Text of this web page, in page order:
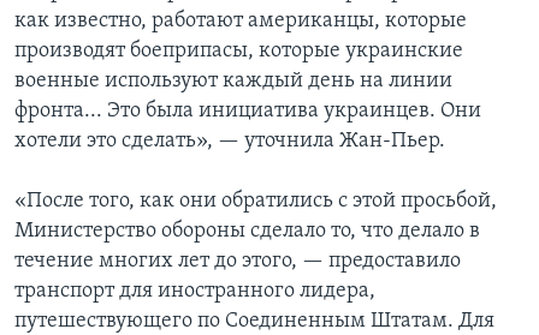
как известно, работают американцы, которые
производят боеприпасы, которые украинские
военные используют каждый день на линии
фронта... Это была инициатива украинцев. Они
хотели это сделать», — уточнила Жан-Пьер.
«После того, как они обратились с этой просьбой,
Министерство обороны сделало то, что делало в
течение многих лет до этого, — предоставило
транспорт для иностранного лидера,
путешествующего по Соединенным Штатам. Для